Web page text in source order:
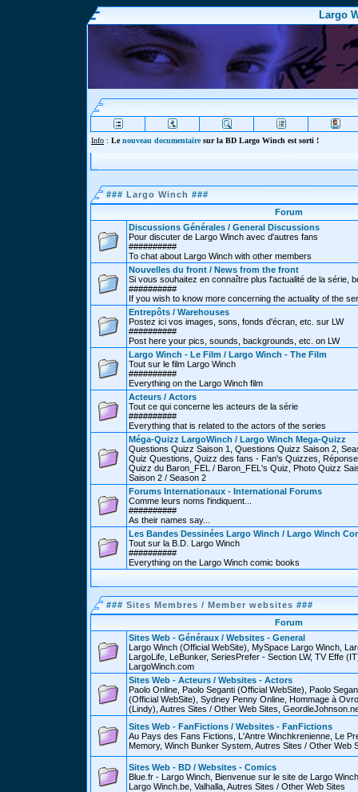
Largo
Info : Lenouveau documentairesur la BD Largo Winch est sorti !
### Largo Winch ###
Forum
Discussions Générales / General Discussions
Pour discuter de Largo Winch avec d'autres fans
##########
To chat about Largo Winch with other members
Nouvelles du front / News from the front
Si vous souhaitez en connaître plus l'actualité de la série,
##########
If you wish to know more concerning the actuality of the
Entrepôts / Warehouses
Postez ici vos images, sons, fonds d'écran, etc. sur LW
##########
Post here your pics, sounds, backgrounds, etc. on LW
Largo Winch - Le Film / Largo Winch - The Film
Tout sur le film Largo Winch
##########
Everything on the Largo Winch film
Acteurs / Actors
Tout ce qui concerne les acteurs de la série
##########
Everything that is related to the actors of the series
Méga-Quizz LargoWinch / Largo Winch Mega-Quizz
Questions Quizz Saison 1, Questions Quizz Saison 2,
Quiz Questions, Quizz des fans - Fan's Quizzes,
Quizz du Baron_FEL / Baron_FEL's Quiz, Photo Quizz
Saison 2 / Season 2
Forums Internationaux - International Forums
Comme leurs noms l'indiquent...
##########
As their names say...
Les Bandes Dessinées Largo Winch / Largo Winch
Tout sur la B.D. Largo Winch
##########
Everything on the Largo Winch comic books
### Sites Membres / Member websites ###
Forum
Sites Web - Généraux / Websites - General
Largo Winch (Official WebSite), MySpace Largo Winch,
LargoLife, LeBunker, SeriesPrefer - Section LW, TV Effe
LargoWinch.com
Sites Web - Acteurs / Websites - Actors
Paolo Online, Paolo Seganti (Official WebSite), Paolo
(Official WebSite), Sydney Penny Online, Hommage à
(Lindy), Autres Sites / Other Web Sites,
Sites Web - FanFictions / Websites - FanFictions
Au Pays des Fans Fictions, L'Antre Winchkrenienne, Le
Memory, Winch Bunker System, Autres Sites / Other Web
Sites Web - BD / Websites - Comics
Blue.fr - Largo Winch, Bienvenue sur le site de Largo
Largo Winch.be, Valhalla, Autres Sites / Other Web Sites